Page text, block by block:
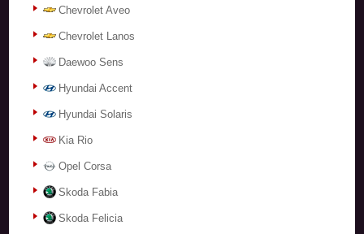
Chevrolet Aveo
Chevrolet Lanos
Daewoo Sens
Hyundai Accent
Hyundai Solaris
Kia Rio
Opel Corsa
Skoda Fabia
Skoda Felicia